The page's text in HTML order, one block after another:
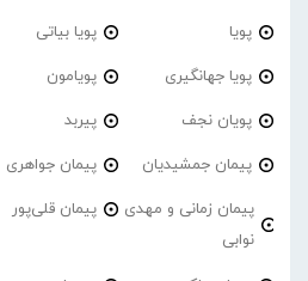
پویا پویا بیاتی
پویا جهانگیری پویامون
پویان نجف پیربد
پیمان جمشیدیان پیمان جواهری
پیمان زمانی و مهدی
نوابی
پیمان قلی‌پور